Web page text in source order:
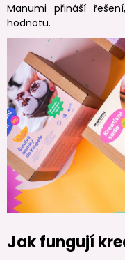
Manumi přináší
hodnotu.
Jak fungují